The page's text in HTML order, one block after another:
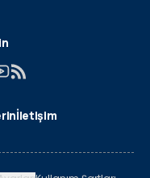
İletişim